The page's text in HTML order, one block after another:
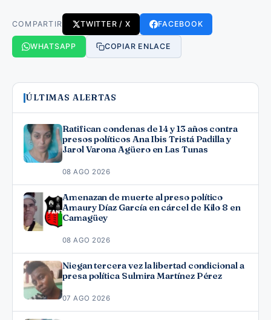
COMPARTIR TWITTER / X FACEBOOK
WHATSAPP COPIAR ENLACE
ÚLTIMAS ALERTAS
Ratifican condenas de 14 y 13 años contra
presos políticos Ana Ibis Tristá Padilla y
Jarol Varona Agüero en Las Tunas
08 AGO 2026
Amenazan de muerte al preso político
Amaury Díaz García en cárcel de Kilo 8 en
Camagüey
08 AGO 2026
Niegan tercera vez la libertad condicional a
presa política Sulmira Martínez Pérez
07 AGO 2026